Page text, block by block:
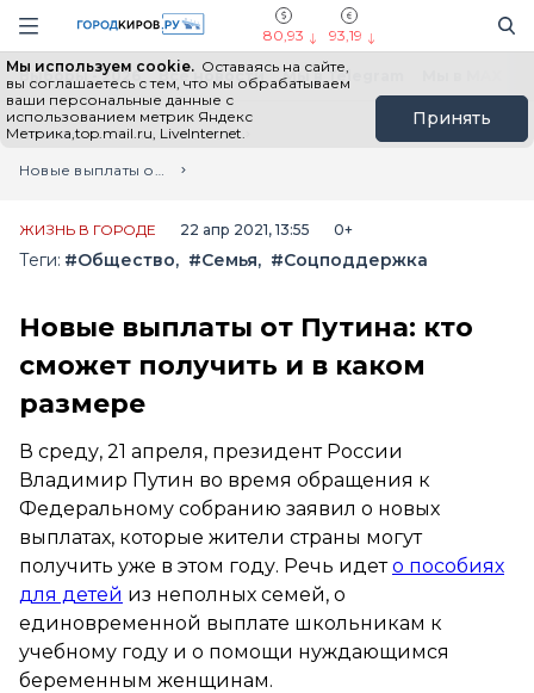
Навигация сайта
80,93 93,19
Мы используем cookie. Оставаясь на сайте,
вы соглашаетесь с тем, что мы обрабатываем
ваши персональные данные с
использованием метрик Яндекс
Метрика,top.mail.ru, LiveInternet.
Принять
Выборы - 2026 Все новости Мы в Telegram
Главная
Лента новостей
Новые выплаты от Путина: кто сможет получить и в каком размере
ЖИЗНЬ В ГОРОДЕ 22 апр 2021, 13:55 0+
Теги: #Общество #Семья #Соцподдержка
Новые выплаты от Путина: кто
сможет получить и в каком
размере
В среду, 21 апреля, президент России
Владимир Путин во время обращения к
Федеральному собранию заявил о новых
выплатах, которые жители страны могут
получить уже в этом году. Речь идето пособиях
для детей из неполных семей, о
единовременной выплате школьникам к
учебному году и о помощи нуждающимся
беременным женщинам.